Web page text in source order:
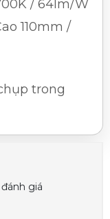
/ 64lm/W
110mm /
trong
giá